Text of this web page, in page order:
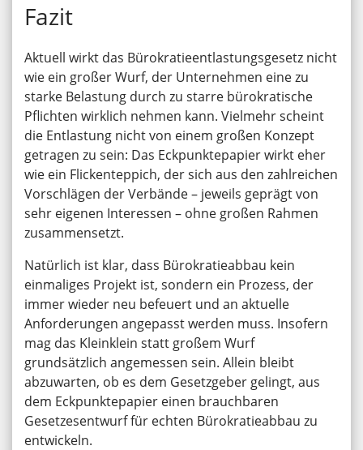
Fazit
Aktuell wirkt das Bürokratieentlastungsgesetz nicht
wie ein großer Wurf, der Unternehmen eine zu
starke Belastung durch zu starre bürokratische
Pflichten wirklich nehmen kann. Vielmehr scheint
die Entlastung nicht von einem großen Konzept
getragen zu sein: Das Eckpunktepapier wirkt eher
wie ein Flickenteppich, der sich aus den zahlreichen
Vorschlägen der Verbände – jeweils geprägt von
sehr eigenen Interessen – ohne großen Rahmen
zusammensetzt.
Natürlich ist klar, dass Bürokratieabbau kein
einmaliges Projekt ist, sondern ein Prozess, der
immer wieder neu befeuert und an aktuelle
Anforderungen angepasst werden muss. Insofern
mag das Kleinklein statt großem Wurf
grundsätzlich angemessen sein. Allein bleibt
abzuwarten, ob es dem Gesetzgeber gelingt, aus
dem Eckpunktepapier einen brauchbaren
Gesetzesentwurf für echten Bürokratieabbau zu
entwickeln.